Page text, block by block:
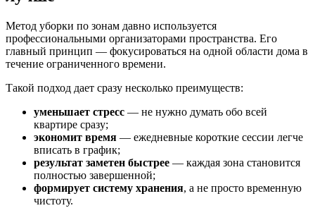
Метод уборки по зонам давно используется
профессиональными организаторами пространства. Его
главный принцип — фокусироваться на одной области дома в
течение ограниченного времени.
Такой подход дает сразу несколько преимуществ:
уменьшает стресс — не нужно думать обо всей
квартире сразу;
экономит время — ежедневные короткие сессии легче
вписать в график;
результат заметен быстрее — каждая зона становится
полностью завершенной;
формирует систему хранения, а не просто временную
чистоту.